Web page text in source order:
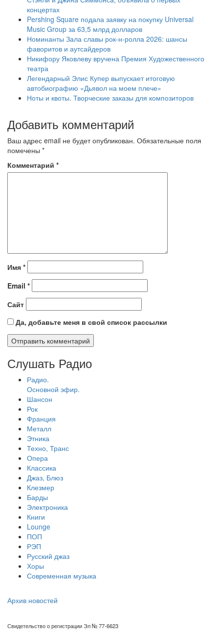
концертах
Pershing Square подала заявку на покупку Universal
Music Group за 63,5 млрд долларов
Номинанты Зала славы рок-н-ролла 2026: шансы
фаворитов и аутсайдеров
Никифору Яковлеву вручена Премия Художественного
театра
Легендарный Элис Купер выпускает итоговую
автобиографию «Дьявол на моем плече»
Ноты и квоты. Творческие заказы для композиторов
Добавить комментарий
Ваш адрес email не будет опубликован. Обязательные поля
помечены *
Комментарий *
Имя *
Email *
Сайт
Да, добавьте меня в свой список рассылки
Слушать Радио
Радио.
Основной эфир.
Шансон
Рок
Франция
Металл
Этника
Техно, Транс
Опера
Классика
Джаз, Блюз
Клезмер
Барды
Электроника
Книги
Lounge
ПОП
РЭП
Русский джаз
Хоры
Современная музыка
Архив новостей
Свидетельство о регистрации Эл № 77-6623